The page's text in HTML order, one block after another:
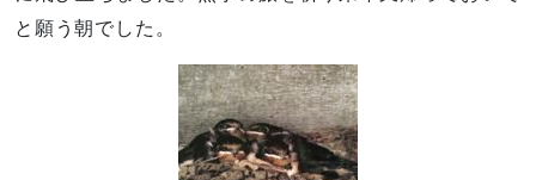
と願う朝でした。